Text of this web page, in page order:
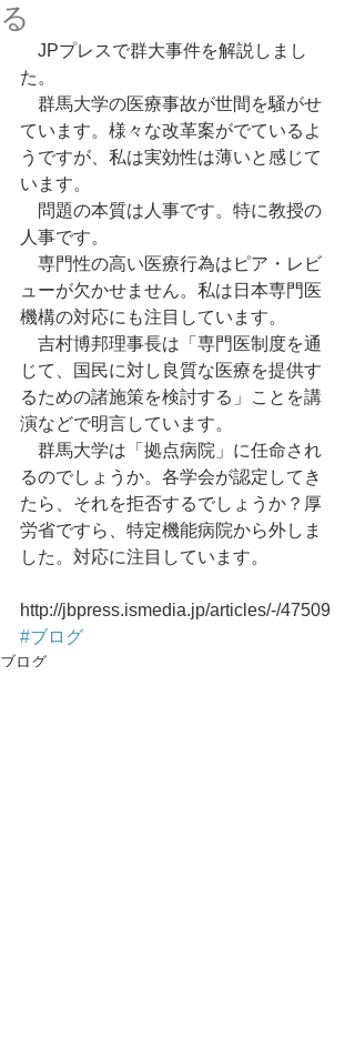
る
JPプレスで群大事件を解説しまし
た。
群馬大学の医療事故が世間を騒がせ
ています。様々な改革案がでているよ
うですが、私は実効性は薄いと感じて
います。
問題の本質は人事です。特に教授の
人事です。
専門性の高い医療行為はピア・レビ
ューが欠かせません。私は日本専門医
機構の対応にも注目しています。
吉村博邦理事長は「専門医制度を通
じて、国民に対し良質な医療を提供す
るための諸施策を検討する」ことを講
演などで明言しています。
群馬大学は「拠点病院」に任命され
るのでしょうか。各学会が認定してき
たら、それを拒否するでしょうか？厚
労省ですら、特定機能病院から外しま
した。対応に注目しています。
http://jbpress.ismedia.jp/articles/-/47509
#ブログ
ブログ